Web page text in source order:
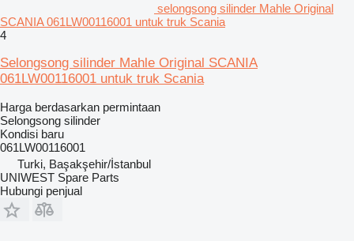
selongsong silinder Mahle Original
SCANIA 061LW00116001 untuk truk Scania
4
Selongsong silinder Mahle Original SCANIA
061LW00116001 untuk truk Scania
Harga berdasarkan permintaan
Selongsong silinder
Kondisi baru
061LW00116001
Turki, Başakşehir/İstanbul
UNIWEST Spare Parts
Hubungi penjual